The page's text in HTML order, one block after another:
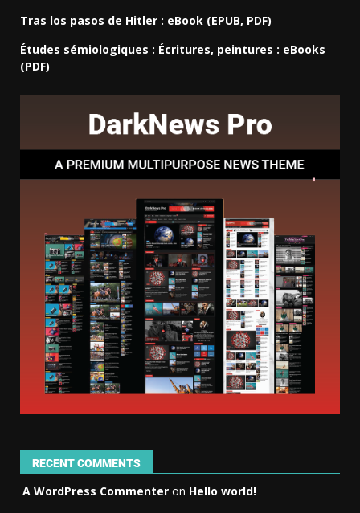
Tras los pasos de Hitler : eBook (EPUB, PDF)
Études sémiologiques : Écritures, peintures : eBooks
(PDF)
RECENT COMMENTS
A WordPress Commenter on Hello world!